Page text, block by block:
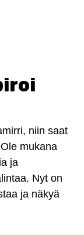
niin saat
mukana
ja
Nyt on
ja näkyä